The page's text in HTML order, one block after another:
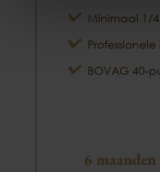
Minimaal 1/
BOVAG 40-
6